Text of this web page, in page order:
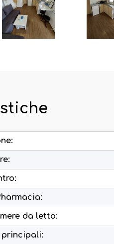
da letto:
principali: